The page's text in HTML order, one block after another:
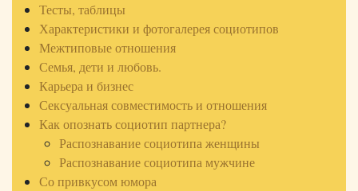
Тесты, таблицы
Характеристики и фотогалерея социотипов
Межтиповые отношения
Семья, дети и любовь.
Карьера и бизнес
Сексуальная совместимость и отношения
Как опознать социотип партнера?
Распознавание социотипа женщины
Распознавание социотипа мужчине
Со привкусом юмора